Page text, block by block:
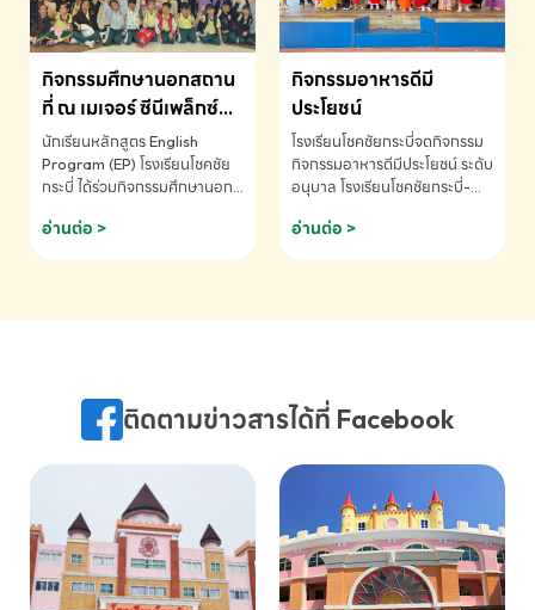
COMPETITION 2026 - ถ้วย
รางวัลรองชนะเลิศอันดับที่ 2
Mental Arithmetic
Competition K2 - ถ้วยรางวัล
รองชนะเลิศอันดับที่ 2 Mental
K2(Grop) โรงเรียนโชคชัยกระบี่-
สอบถามข้อมูลเพิ่มเติม โทร.
075-691910
กิจกรรมศึกษานอกสถาน
ที่ ณ เมเจอร์ ซีนีเพล็กซ์
ระดับประถมศึกษา (EP.1-
6)
นักเรียนหลักสูตร English
Program (EP) โรงเรียนโชคชัย
กระบี่ ได้ร่วมกิจกรรมศึกษานอก
ชมภาพยนตร์ Toy Story 5
(Soundtrack)เพื่อเสริมทักษะ
ภาษา ผ่านประสบการณ์การเรียนรู้
075-691910
อ่านต่อ >
กิจกรรมอาหารดีมี
ประโยชน์
โรงเรียนโชคชัยกระบี่จดกิจกรรม
กิจกรรมอาหารดีมีประโยชน์ ระดับ
อนุบาล โรงเรียนโชคชัยกระบี่-
075-691910
อ่านต่อ >
ติดตามข่าวสารได้ที่ Facebook